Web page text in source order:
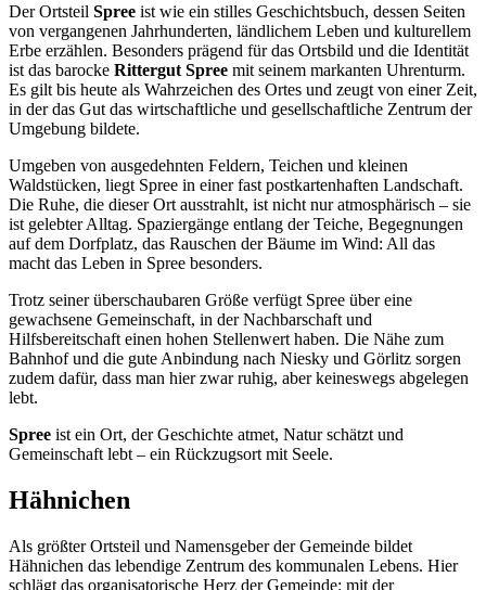
Der Ortsteil Spree ist wie ein stilles Geschichtsbuch, dessen Seiten
von vergangenen Jahrhunderten, ländlichem Leben und kulturellem
Erbe erzählen. Besonders prägend für das Ortsbild und die Identität
ist das barocke Rittergut Spree mit seinem markanten Uhrenturm.
Es gilt bis heute als Wahrzeichen des Ortes und zeugt von einer Zeit,
in der das Gut das wirtschaftliche und gesellschaftliche Zentrum der
Umgebung bildete.
Umgeben von ausgedehnten Feldern, Teichen und kleinen
Waldstücken, liegt Spree in einer fast postkartenhaften Landschaft.
Die Ruhe, die dieser Ort ausstrahlt, ist nicht nur atmosphärisch – sie
ist gelebter Alltag. Spaziergänge entlang der Teiche, Begegnungen
auf dem Dorfplatz, das Rauschen der Bäume im Wind: All das
macht das Leben in Spree besonders.
Trotz seiner überschaubaren Größe verfügt Spree über eine
gewachsene Gemeinschaft, in der Nachbarschaft und
Hilfsbereitschaft einen hohen Stellenwert haben. Die Nähe zum
Bahnhof und die gute Anbindung nach Niesky und Görlitz sorgen
zudem dafür, dass man hier zwar ruhig, aber keineswegs abgelegen
lebt.
Spree ist ein Ort, der Geschichte atmet, Natur schätzt und
Gemeinschaft lebt – ein Rückzugsort mit Seele.
Hähnichen
Als größter Ortsteil und Namensgeber der Gemeinde bildet
Hähnichen das lebendige Zentrum des kommunalen Lebens. Hier
schlägt das organisatorische Herz der Gemeinde: mit der